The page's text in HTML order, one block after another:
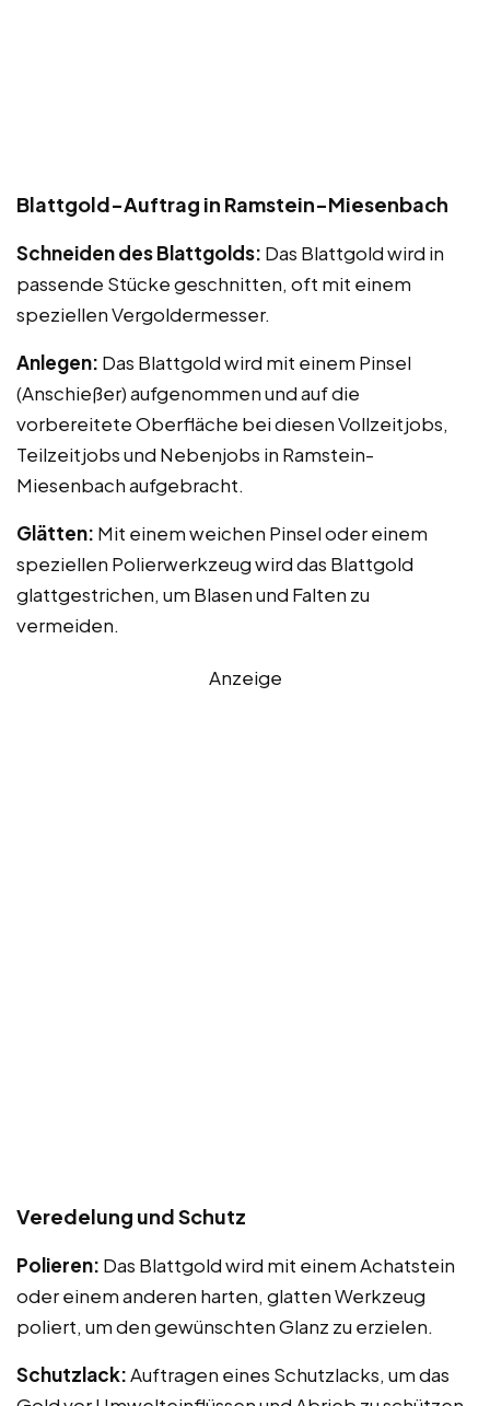
Blattgold-Auftrag in Ramstein-Miesenbach
Schneiden des Blattgolds: Das Blattgold wird in
passende Stücke geschnitten, oft mit einem
speziellen Vergoldermesser.
Anlegen: Das Blattgold wird mit einem Pinsel
(Anschießer) aufgenommen und auf die
vorbereitete Oberfläche bei diesen Vollzeitjobs,
Teilzeitjobs und Nebenjobs in Ramstein-
Miesenbach aufgebracht.
Glätten: Mit einem weichen Pinsel oder einem
speziellen Polierwerkzeug wird das Blattgold
glattgestrichen, um Blasen und Falten zu
vermeiden.
Anzeige
Veredelung und Schutz
Polieren: Das Blattgold wird mit einem Achatstein
oder einem anderen harten, glatten Werkzeug
poliert, um den gewünschten Glanz zu erzielen.
Schutzlack:Auftragen eines Schutzlacks, um das